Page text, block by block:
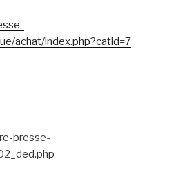
achat/index.php?catid=7
presse-